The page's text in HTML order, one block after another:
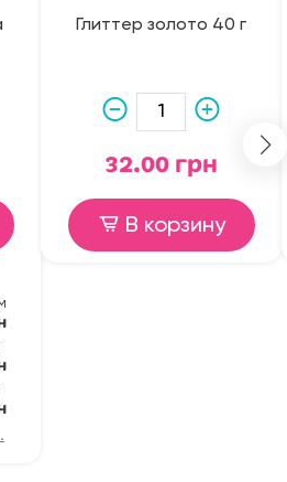
Глиттер золото 40 г
32.00 грн
В корзину